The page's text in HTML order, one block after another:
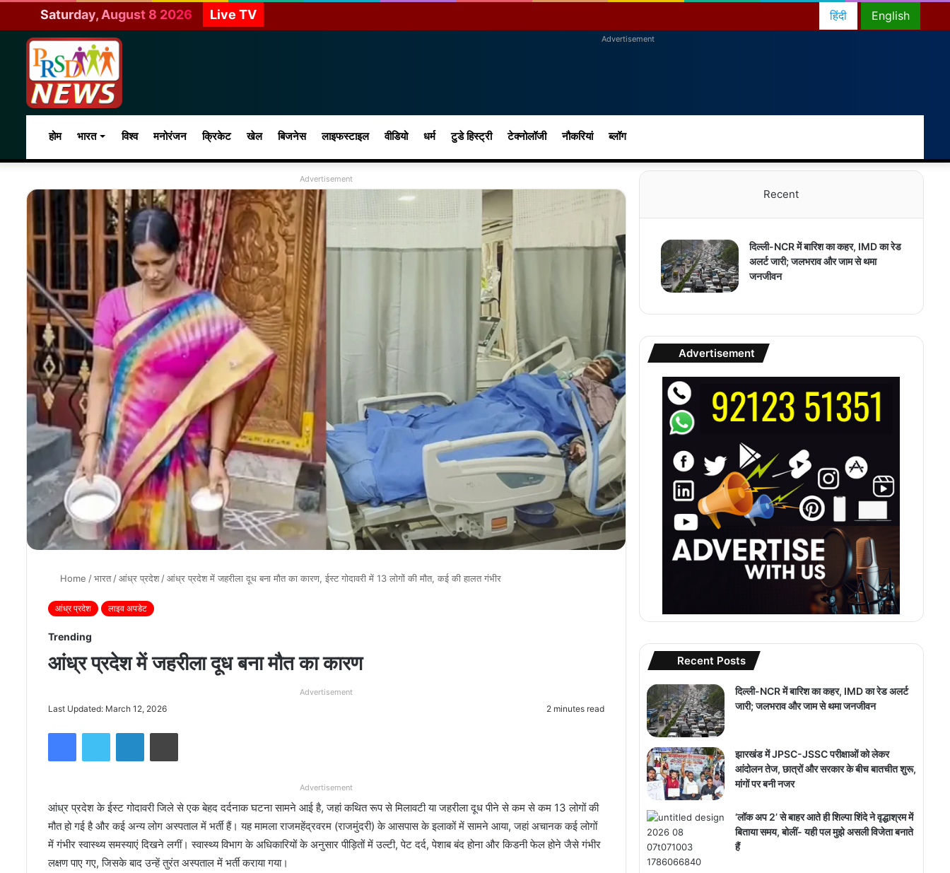
Saturday, August 8 2026 Live TV English
हिंदी
Advertisement
होम भारत विश्व मनोरंजन क्रिकेट खेल बिजनेस लाइफस्टाइल वीडियो धर्म टुडे हिस्ट्री टेक्नोलॉजी नौकरियां ब्लॉग
for
skin
Advertisement
Home /भारत /आंध्र प्रदेश /आंध्र प्रदेश में जहरीला दूध बना मौत का कारण, ईस्ट गोदावरी में 13 लोगों की मौत, कई की हालत गंभीर
आंध्र प्रदेश लाइव अपडेट
Trending
आंध्र प्रदेश में जहरीला दूध बना मौत का कारण
Advertisement
Last Updated: March 12, 2026 2 minutes read
Advertisement
आंध्र प्रदेश के ईस्ट गोदावरी जिले से एक बेहद दर्दनाक घटना सामने आई है, जहां कथित रूप से मिलावटी या जहरीला दूध पीने से कम से कम 13 लोगों की
मौत हो गई है और कई अन्य लोग अस्पताल में भर्ती हैं। यह मामला राजमहेंद्रवरम (राजमुंदरी) के आसपास के इलाकों में सामने आया, जहां अचानक कई लोगों
में गंभीर स्वास्थ्य समस्याएं दिखने लगीं। स्वास्थ्य विभाग के अधिकारियों के अनुसार पीड़ितों में उल्टी, पेट दर्द, पेशाब बंद होना और किडनी फेल होने जैसे गंभीर
लक्षण पाए गए, जिसके बाद उन्हें तुरंत अस्पताल में भर्ती कराया गया।
Recent
दिल्ली-NCR में बारिश का कहर, IMD का रेड
अलर्ट जारी; जलभराव और जाम से थमा
जनजीवन
Advertisement
Recent Posts
दिल्ली-NCR में बारिश का कहर, IMD का रेड अलर्ट
जारी; जलभराव और जाम से थमा जनजीवन
झारखंड में JPSC-JSSC परीक्षाओं को लेकर
आंदोलन तेज, छात्रों और सरकार के बीच बातचीत शुरू,
मांगों पर बनी नजर
‘लॉक अप 2’ से बाहर आते ही शिल्पा शिंदे ने वृद्धाश्रम में
बिताया समय, बोलीं- यही पल मुझे असली विजेता बनाते
हैं